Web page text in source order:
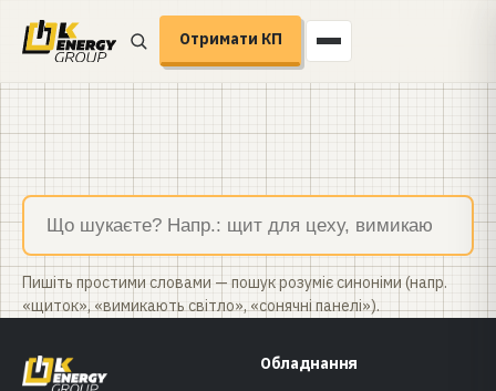
Отримати КП
Пишіть простими словами — пошук розуміє синоніми (напр.
«щиток», «вимикають світло», «сонячні панелі»).
Обладнання